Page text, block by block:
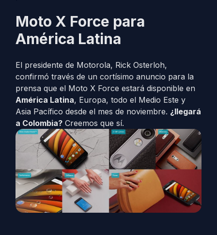
Moto X Force para
América Latina
El presidente de Motorola, Rick Osterloh,
confirmó través de un cortísimo anuncio para la
prensa que el Moto X Force estará disponible en
América Latina, Europa, todo el Medio Este y
Asia Pacífico desde el mes de noviembre. ¿llegará
a Colombia? Creemos que sí.